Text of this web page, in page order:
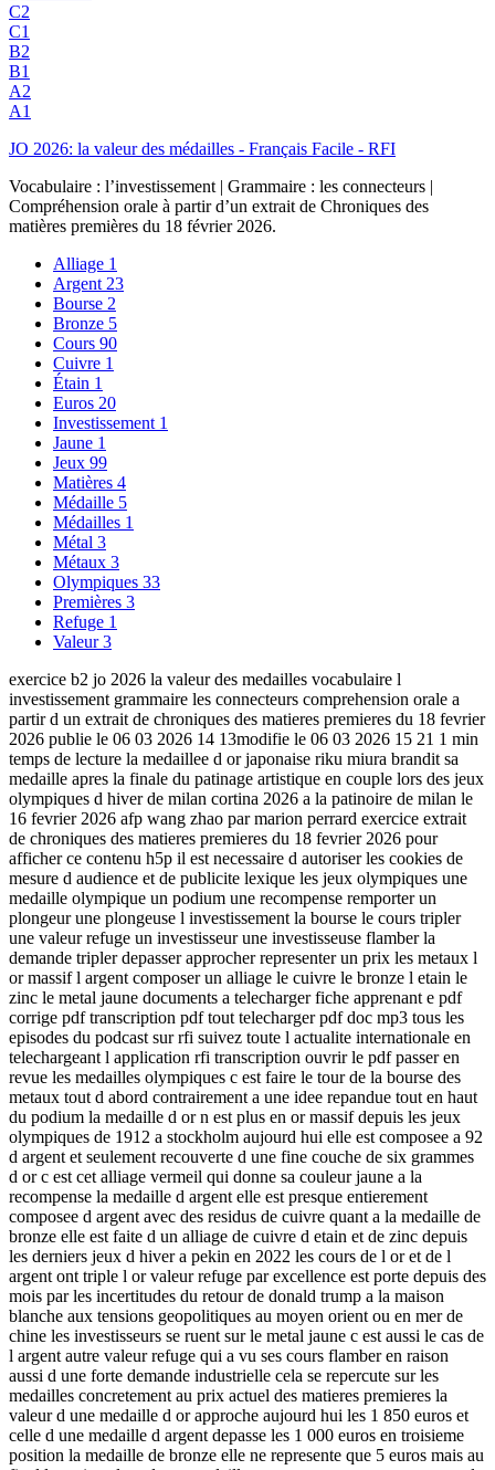
C2
C1
B2
B1
A2
A1
JO 2026: la valeur des médailles - Français Facile - RFI
Vocabulaire : l’investissement | Grammaire : les connecteurs |
Compréhension orale à partir d’un extrait de Chroniques des
matières premières du 18 février 2026.
Alliage 1
Argent 23
Bourse 2
Bronze 5
Cours 90
Cuivre 1
Étain 1
Euros 20
Investissement 1
Jaune 1
Jeux 99
Matières 4
Médaille 5
Médailles 1
Métal 3
Métaux 3
Olympiques 33
Premières 3
Refuge 1
Valeur3
exercice b2 jo 2026 la valeur des medailles vocabulaire l
investissement grammaire les connecteurs comprehension orale a
partir d un extrait de chroniques des matieres premieres du 18 fevrier
2026 publie le 06 03 2026 14 13modifie le 06 03 2026 15 21 1 min
temps de lecture la medaillee d or japonaise riku miura brandit sa
medaille apres la finale du patinage artistique en couple lors des jeux
olympiques d hiver de milan cortina 2026 a la patinoire de milan le
16 fevrier 2026 afp wang zhao par marion perrard exercice extrait
de chroniques des matieres premieres du 18 fevrier 2026 pour
afficher ce contenu h5p il est necessaire d autoriser les cookies de
mesure d audience et de publicite lexique les jeux olympiques une
medaille olympique un podium une recompense remporter un
plongeur une plongeuse l investissement la bourse le cours tripler
une valeur refuge un investisseur une investisseuse flamber la
demande tripler depasser approcher representer un prix les metaux l
or massif l argent composer un alliage le cuivre le bronze l etain le
zinc le metal jaune documents a telecharger fiche apprenant e pdf
corrige pdf transcription pdf tout telecharger pdf doc mp3 tous les
episodes du podcast sur rfi suivez toute l actualite internationale en
telechargeant l application rfi transcription ouvrir le pdf passer en
revue les medailles olympiques c est faire le tour de la bourse des
metaux tout d abord contrairement a une idee repandue tout en haut
du podium la medaille d or n est plus en or massif depuis les jeux
olympiques de 1912 a stockholm aujourd hui elle est composee a 92
d argent et seulement recouverte d une fine couche de six grammes
d or c est cet alliage vermeil qui donne sa couleur jaune a la
recompense la medaille d argent elle est presque entierement
composee d argent avec des residus de cuivre quant a la medaille de
bronze elle est faite d un alliage de cuivre d etain et de zinc depuis
les derniers jeux d hiver a pekin en 2022 les cours de l or et de l
argent ont triple l or valeur refuge par excellence est porte depuis des
mois par les incertitudes du retour de donald trump a la maison
blanche aux tensions geopolitiques au moyen orient ou en mer de
chine les investisseurs se ruent sur le metal jaune c est aussi le cas de
l argent autre valeur refuge qui a vu ses cours flamber en raison
aussi d une forte demande industrielle cela se repercute sur les
medailles concretement au prix actuel des matieres premieres la
valeur d une medaille d or approche aujourd hui les 1 850 euros et
celle d une medaille d argent depasse les 1 000 euros en troisieme
position la medaille de bronze elle ne represente que 5 euros mais au